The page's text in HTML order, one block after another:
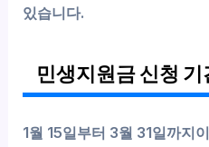
있습니다.
민생지원금 신청
1월 15일부터 3월 31일까지